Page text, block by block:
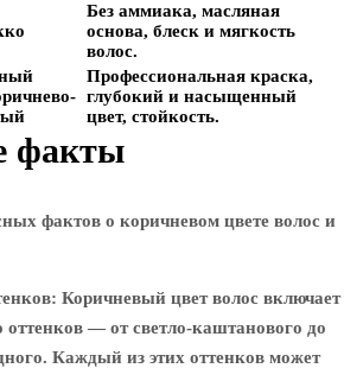
Без аммиака, масляная
основа, блеск и мягкость
волос.
Профессиональная краска,
глубокий и насыщенный
цвет, стойкость.
факты
фактов о коричневом цвете волос и
: Коричневый цвет волос включает
оттенков — от светло-каштанового до
Каждый из этих оттенков может